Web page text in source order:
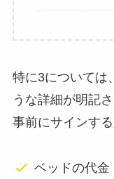
特に3については
うな詳細が明記
事前にサインす
ベッドの代金